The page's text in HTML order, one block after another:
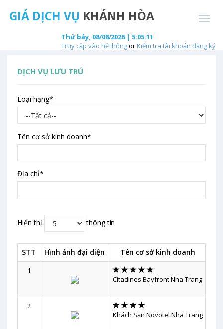
GIÁ DỊCH VỤ KHÁNH HÒA
Thứ bảy, 08/08/2026 | 5:05:11
Truy cập vào hệ thốngor Kiểm tra tài khoản đăng ký
DỊCH VỤ LƯU TRÚ
Loại hạng*
Tên cơ sở kinh doanh*
Địa chỉ*
Hiển thị thông tin
STT Hình ảnh đại diện Tên cơ sở kinh doanh
1
Citadines Bayfront Nha Trang
2
Khách Sạn Novotel Nha Trang